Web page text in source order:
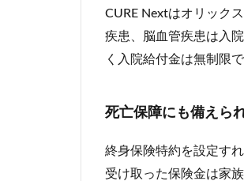
CURE Nextはオリック
疾患、脳血管疾患は入
く入院給付金は無制限
死亡保障にも備えら
終身保険特約を設定す
受け取った保険金は家